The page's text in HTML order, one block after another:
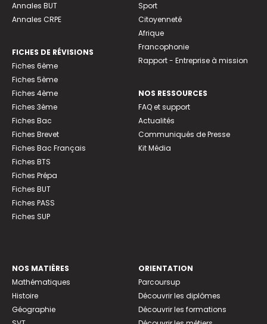
Annales BUT
Annales CRPE
FICHES DE RÉVISIONS
Fiches 6ème
Fiches 5ème
Fiches 4ème
Fiches 3ème
Fiches Bac
Fiches Brevet
Fiches Bac Français
Fiches BTS
Fiches Prépa
Fiches BUT
Fiches PASS
Fiches SUP
Sport
Citoyenneté
Afrique
Francophonie
Rapport - Entreprise à mission
NOS RESSOURCES
FAQ et support
Actualités
Communiqués de Presse
Kit Média
NOS MATIÈRES
Mathématiques
Histoire
Géographie
ORIENTATION
Parcoursup
Découvrir les diplômes
Découvrir les formations